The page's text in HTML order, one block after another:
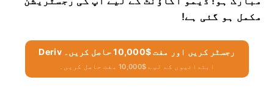
مکمل ہو گئی ہے!
Deriv رجسٹر کریں اور مفت $10,000 حاصل کریں۔
ابتدائیوں کے لیے $10,000 مفت حاصل کریں۔